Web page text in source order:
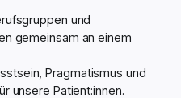
und
gemeinsam an einem
Pragmatismus und
unsere Patient:innen.